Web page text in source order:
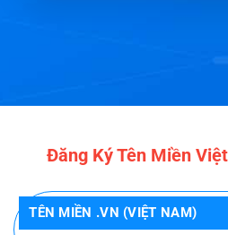
Đăng Ký Tên Miền
TÊN MIỀN .VN (VIỆT NAM)